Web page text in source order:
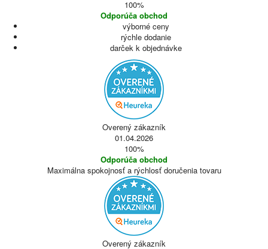
100%
Odporúča obchod
výborné ceny
rýchle dodanie
darček k objednávke
Overený zákazník
01.04.2026
100%
Odporúča obchod
Maximálna spokojnosť a rýchlosť doručenia tovaru
Overený zákazník